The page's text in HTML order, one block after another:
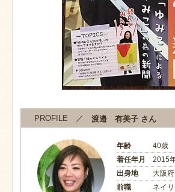
PROFILE ／渡邉 有美子 さん
年齢
40歳
着任年月
2015
出身地
大阪府
前職
ネイリ